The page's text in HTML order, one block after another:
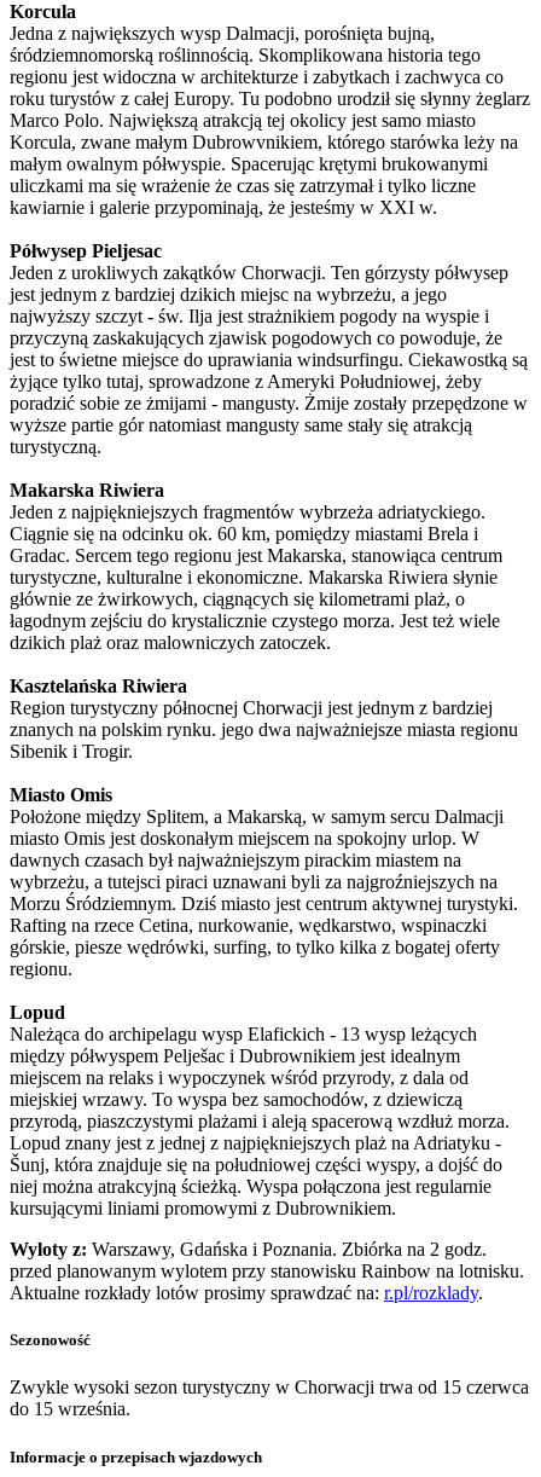
Korcula
Jedna z największych wysp Dalmacji, porośnięta bujną,
śródziemnomorską roślinnością. Skomplikowana historia tego
regionu jest widoczna w architekturze i zabytkach i zachwyca co
roku turystów z całej Europy. Tu podobno urodził się słynny żeglarz
Marco Polo. Największą atrakcją tej okolicy jest samo miasto
Korcula, zwane małym Dubrowvnikiem, którego starówka leży na
małym owalnym półwyspie. Spacerując krętymi brukowanymi
uliczkami ma się wrażenie że czas się zatrzymał i tylko liczne
kawiarnie i galerie przypominają, że jesteśmy w XXI w.
Półwysep Pieljesac
Jeden z urokliwych zakątków Chorwacji. Ten górzysty półwysep
jest jednym z bardziej dzikich miejsc na wybrzeżu, a jego
najwyższy szczyt - św. Ilja jest strażnikiem pogody na wyspie i
przyczyną zaskakujących zjawisk pogodowych co powoduje, że
jest to świetne miejsce do uprawiania windsurfingu. Ciekawostką są
żyjące tylko tutaj, sprowadzone z Ameryki Południowej, żeby
poradzić sobie ze żmijami - mangusty. Żmije zostały przepędzone w
wyższe partie gór natomiast mangusty same stały się atrakcją
turystyczną.
Makarska Riwiera
Jeden z najpiękniejszych fragmentów wybrzeża adriatyckiego.
Ciągnie się na odcinku ok. 60 km, pomiędzy miastami Brela i
Gradac. Sercem tego regionu jest Makarska, stanowiąca centrum
turystyczne, kulturalne i ekonomiczne. Makarska Riwiera słynie
głównie ze żwirkowych, ciągnących się kilometrami plaż, o
łagodnym zejściu do krystalicznie czystego morza. Jest też wiele
dzikich plaż oraz malowniczych zatoczek.
Kasztelańska Riwiera
Region turystyczny północnej Chorwacji jest jednym z bardziej
znanych na polskim rynku. jego dwa najważniejsze miasta regionu
Sibenik i Trogir.
Miasto Omis
Położone między Splitem, a Makarską, w samym sercu Dalmacji
miasto Omis jest doskonałym miejscem na spokojny urlop. W
dawnych czasach był najważniejszym pirackim miastem na
wybrzeżu, a tutejsci piraci uznawani byli za najgroźniejszych na
Morzu Śródziemnym. Dziś miasto jest centrum aktywnej turystyki.
Rafting na rzece Cetina, nurkowanie, wędkarstwo, wspinaczki
górskie, piesze wędrówki, surfing, to tylko kilka z bogatej oferty
regionu.
Lopud
Należąca do archipelagu wysp Elafickich - 13 wysp leżących
między półwyspem Pelješac i Dubrownikiem jest idealnym
miejscem na relaks i wypoczynek wśród przyrody, z dala od
miejskiej wrzawy. To wyspa bez samochodów, z dziewiczą
przyrodą, piaszczystymi plażami i aleją spacerową wzdłuż morza.
Lopud znany jest z jednej z najpiękniejszych plaż na Adriatyku -
Šunj, która znajduje się na południowej części wyspy, a dojść do
niej można atrakcyjną ścieżką. Wyspa połączona jest regularnie
kursującymi liniami promowymi z Dubrownikiem.
Wyloty z: Warszawy, Gdańska i Poznania. Zbiórka na 2 godz.
przed planowanym wylotem przy stanowisku Rainbow na lotnisku.
Aktualne rozkłady lotów prosimy sprawdzać na: r.pl/rozklady.
Sezonowość
Zwykle wysoki sezon turystyczny w Chorwacji trwa od 15 czerwca
do 15 września.
Informacje o przepisach wjazdowych